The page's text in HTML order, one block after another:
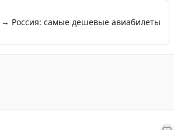
→ Россия: самые дешевые авиабилеты